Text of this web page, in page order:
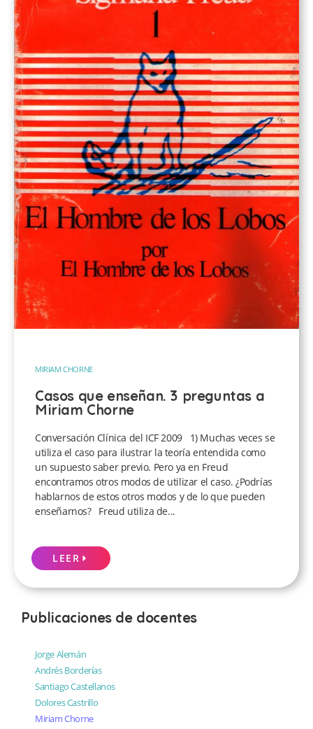
MIRIAM CHORNE
Casos que enseñan. 3 preguntas a
Miriam Chorne
Conversación Clínica del ICF 2009 1) Muchas veces se
utiliza el caso para ilustrar la teoría entendida como
un supuesto saber previo. Pero ya en Freud
encontramos otros modos de utilizar el caso. ¿Podrías
hablarnos de estos otros modos y de lo que pueden
enseñarnos? Freud utiliza de...
LEER
Publicaciones de docentes
Jorge Alemán
Andrés Borderías
Santiago Castellanos
Dolores Castrillo
Miriam Chorne